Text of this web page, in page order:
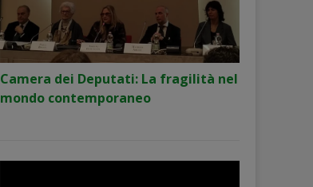
Camera dei Deputati: La fragilità nel
mondo contemporaneo